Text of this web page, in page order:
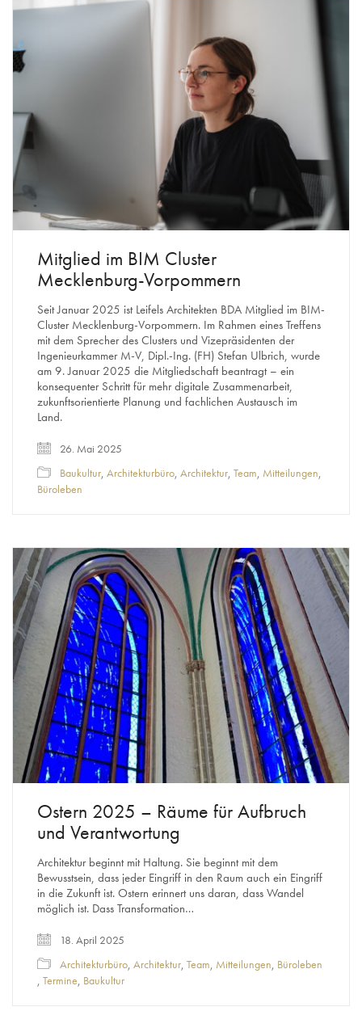
Mitglied im BIM Cluster
Mecklenburg-Vorpommern
Seit Januar 2025 ist Leifels Architekten BDA Mitglied im BIM-
Cluster Mecklenburg-Vorpommern. Im Rahmen eines Treffens
mit dem Sprecher des Clusters und Vizepräsidenten der
Ingenieurkammer M-V, Dipl.-Ing. (FH) Stefan Ulbrich, wurde
am 9. Januar 2025 die Mitgliedschaft beantragt – ein
konsequenter Schritt für mehr digitale Zusammenarbeit,
zukunftsorientierte Planung und fachlichen Austausch im
Land.
26. Mai 2025
Baukultur, Architekturbüro, Architektur, Team, Mitteilungen,
Büroleben
Ostern 2025 – Räume für Aufbruch
und Verantwortung
Architektur beginnt mit Haltung. Sie beginnt mit dem
Bewusstsein, dass jeder Eingriff in den Raum auch ein Eingriff
in die Zukunft ist. Ostern erinnert uns daran, dass Wandel
möglich ist. Dass Transformation…
18. April 2025
Architekturbüro, Architektur, Team, Mitteilungen, Büroleben
, Termine, Baukultur